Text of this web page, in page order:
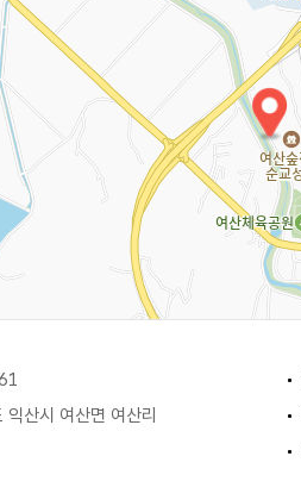
익산시 여산면 여산리